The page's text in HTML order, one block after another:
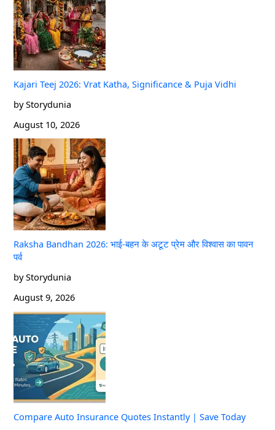
Kajari Teej 2026: Vrat Katha, Significance & Puja Vidhi
by Storydunia
August 10, 2026
Raksha Bandhan 2026: भाई-बहन के अटूट प्रेम और विश्वास का पावन
पर्व
by Storydunia
August 9, 2026
Compare Auto Insurance Quotes Instantly | Save Today